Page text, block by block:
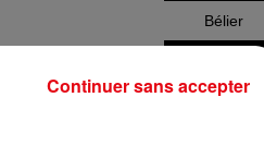
Bélier
Continuer sans accepter